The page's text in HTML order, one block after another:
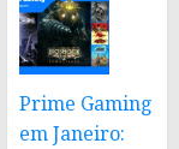
Prime Gaming
em Janeiro: